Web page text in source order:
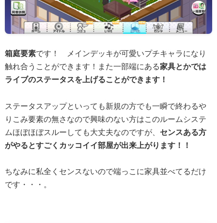
箱庭要素です！ メインデッキが可愛いプチキャラになり
触れ合うことができます！また一部端にある家具とかでは
ライブのステータスを上げることができます！
ステータスアップといっても新規の方でも一瞬で終わるや
りこみ要素の無さなので興味のない方はこのルームシステ
ムほぼほぼスルーしても大丈夫なのですが、 センスある方
がやるとすごくカッコイイ部屋が出来上がります！！
ちなみに私全くセンスないので端っこに家具並べてるだけ
です・・・。